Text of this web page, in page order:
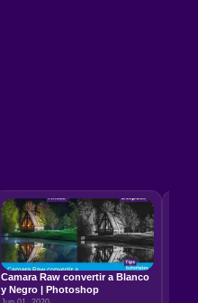
Camara Raw convertir a Blanco
y Negro | Photoshop